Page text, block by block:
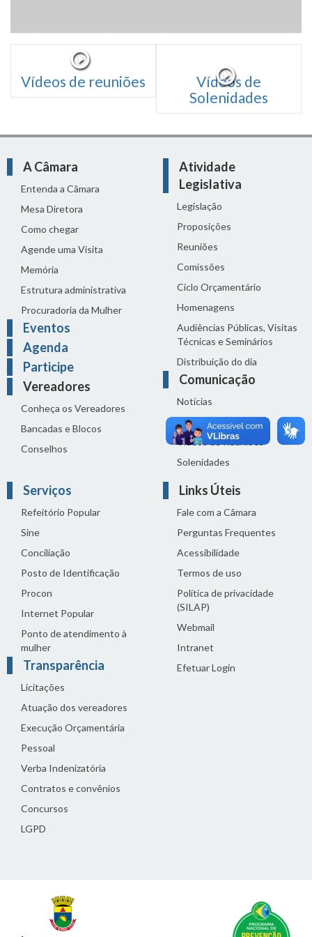
Vídeos de reuniões
Vídeos de
Solenidades
A Câmara
Entenda a Câmara
Mesa Diretora
Como chegar
Agende uma Visita
Memória
Estrutura administrativa
Procuradoria da Mulher
Eventos
Agenda
Participe
Vereadores
Conheça os Vereadores
Bancadas e Blocos
Conselhos
Atividade
Legislativa
Legislação
Proposições
Reuniões
Comissões
Ciclo Orçamentário
Homenagens
Audiências Públicas, Visitas
Técnicas e Seminários
Distribuição do dia
Comunicação
Notícias
Sala de Imprensa
Vídeos de Reuniões
Solenidades
Serviços
Refeitório Popular
Sine
Conciliação
Posto de Identificação
Procon
Internet Popular
Ponto de atendimento à
mulher
Transparência
Licitações
Atuação dos vereadores
Execução Orçamentária
Pessoal
Verba Indenizatória
Contratos e convênios
Concursos
LGPD
Links Úteis
Fale com a Câmara
Perguntas Frequentes
Acessibilidade
Termos de uso
Política de privacidade
(SILAP)
Webmail
Intranet
Efetuar Login